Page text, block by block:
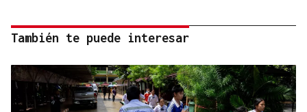
También te puede interesar